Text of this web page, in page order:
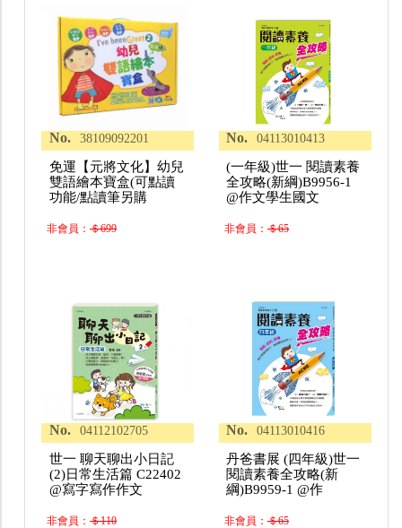
No. 38109092201
免運【元將文化】幼兒
雙語繪本寶盒(可點讀
功能/點讀筆另購
非會員：＄699
No. 04113010413
(一年級)世一 閱讀素養
全攻略(新綱)B9956-1
@作文學生國文
非會員：＄65
No. 04112102705
世一 聊天聊出小日記
(2)日常生活篇 C22402
@寫字寫作作文
非會員：＄110
No. 04113010416
丹爸書展 (四年級)世一
閱讀素養全攻略(新
綱)B9959-1 @作
非會員：＄65